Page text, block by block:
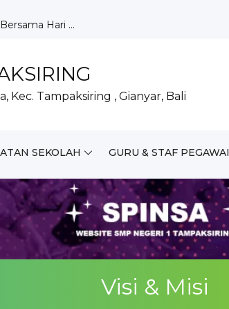
Hari ...
Tahun 2...
Matang...
Piket...
Ikuti Lomb...
Kec. Tampaksiring , Gianyar, Bali
SEKOLAH GURU & STAF PEGAWAI
Visi & Misi